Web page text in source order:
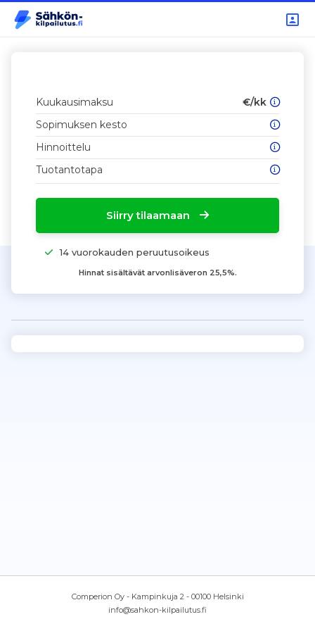
Kuukausimaksu
€/kk
Sopimuksen kesto
Hinnoittelu
Tuotantotapa
Siirry tilaamaan
14 vuorokauden peruutusoikeus
Hinnat sisältävät arvonlisäveron 25,5%.
Comperion Oy - Kampinkuja 2 - 00100 Helsinki
info@sahkon-kilpailutus.fi